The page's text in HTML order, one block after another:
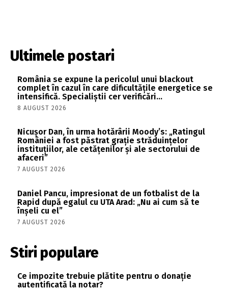
Ultimele postari
România se expune la pericolul unui blackout
complet în cazul în care dificultățile energetice se
intensifică. Specialiștii cer verificări…
8 AUGUST 2026
Nicușor Dan, în urma hotărârii Moody’s: „Ratingul
României a fost păstrat grație străduințelor
instituțiilor, ale cetățenilor și ale sectorului de
afaceri”
7 AUGUST 2026
Daniel Pancu, impresionat de un fotbalist de la
Rapid după egalul cu UTA Arad: „Nu ai cum să te
înșeli cu el”
7 AUGUST 2026
Stiri populare
Ce impozite trebuie plătite pentru o donație
autentificată la notar?